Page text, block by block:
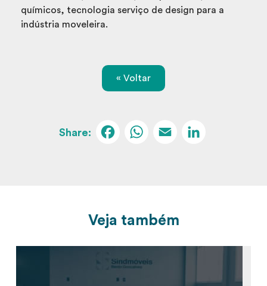
químicos, tecnologia serviço de design para a
indústria moveleira.
« Voltar
Facebook
WhatsApp
Email
Veja também